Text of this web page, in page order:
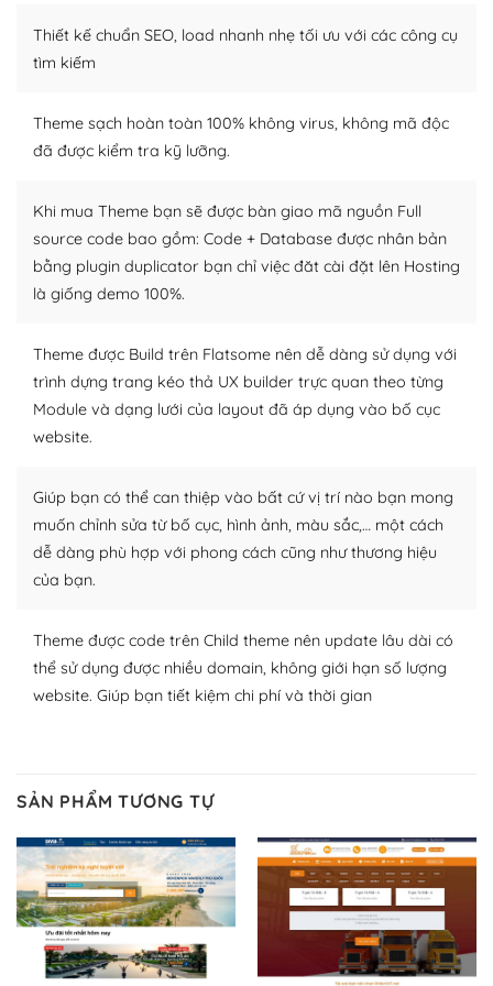
WordPress là nơi lưu trữ cho một diễn đàn cộng đồng
khổng lồ được kiểm duyệt bởi các nhân viên và những
Nếu bạn gặp khó khăn, bạn có thể lên mạng và tìm
kiếm những cộng đồng WordPress, họ sẽ giúp bạn trả
Cộng đồng sử dụng WordPress sẵn sàng hỗ trợ bạn
– Đa dạng plugin và themes
WordPress để tăng thêm các tính năng cần thiết. Có
nhiều plugin trả phí hoặc miễn phí.
Nhờ lượng người dùng đông đảo, thư viện themes và
plugin của WordPress rất phong phú. Bạn có thể thỏa
lập website của mình.
WordPress đa dạng plugin và themes
– Dễ sử dụng
Với mọi Hosting bất kỳ thì WordPress đều có thể dễ
dàng thiết lập vì thực tế nó đã cung cấp khoảng 60%
toàn bộ web.
Dễ dàng lựa chọn Hosting cho website WordPress
– Bảo mật cực tốt
Vì WordPress hiện là nền tảng xây dựng trang web và
blog lớn nhất trên thế giới, quan trọng nhất là bảo vệ
nội dung của mình khỏi các cuộc tấn công spam.
Thiết kế chuẩn SEO, load nhanh nhẹ tối ưu với các công cụ
tìm kiếm
Theme sạch hoàn toàn 100% không virus, không mã độc
đã được kiểm tra kỹ lưỡng.
Khi mua Theme bạn sẽ được bàn giao mã nguồn Full
source code bao gồm: Code + Database được nhân bản
bằng plugin duplicator bạn chỉ việc đăt cài đặt lên Hosting
là giống demo 100%.
Theme được Build trên Flatsome nên dễ dàng sử dụng với
trình dựng trang kéo thả UX builder trực quan theo từng
Module và dạng lưới của layout đã áp dụng vào bố cục
website.
Giúp bạn có thể can thiệp vào bất cứ vị trí nào bạn mong
muốn chỉnh sửa từ bố cục, hình ảnh, màu sắc,… một cách
dễ dàng phù hợp với phong cách cũng như thương hiệu
của bạn.
Theme được code trên Child theme nên update lâu dài có
thể sử dụng được nhiều domain, không giới hạn số lượng
website. Giúp bạn tiết kiệm chi phí và thời gian
SẢN PHẨM TƯƠNG TỰ